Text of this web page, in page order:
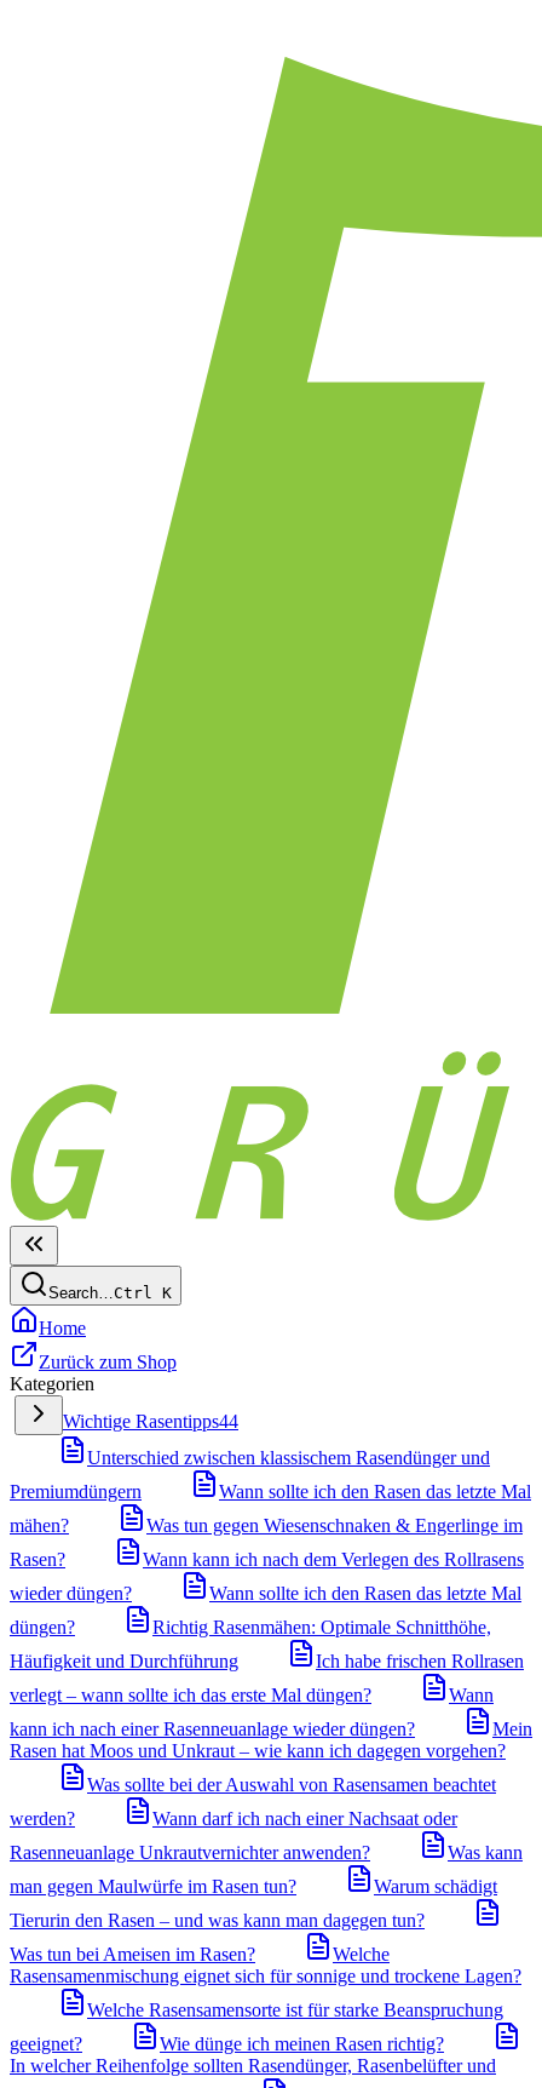
Search…Ctrl K
Home
Zurück zum Shop
Kategorien
Wichtige Rasentipps44
Unterschied zwischen klassischem Rasendünger und
Premiumdüngern
Wann sollte ich den Rasen das letzte Mal
mähen?
Was tun gegen Wiesenschnaken & Engerlinge im
Rasen?
Wann kann ich nach dem Verlegen des Rollrasens
wieder düngen?
Wann sollte ich den Rasen das letzte Mal
düngen?
Richtig Rasenmähen: Optimale Schnitthöhe,
Häufigkeit und Durchführung
Ich habe frischen Rollrasen
verlegt – wann sollte ich das erste Mal düngen?
Wann
kann ich nach einer Rasenneuanlage wieder düngen?
Mein
Rasen hat Moos und Unkraut – wie kann ich dagegen vorgehen?
Was sollte bei der Auswahl von Rasensamen beachtet
werden?
Wann darf ich nach einer Nachsaat oder
Rasenneuanlage Unkrautvernichter anwenden?
Was kann
man gegen Maulwürfe im Rasen tun?
Warum schädigt
Tierurin den Rasen – und was kann man dagegen tun?
Was tun bei Ameisen im Rasen?
Welche
Rasensamenmischung eignet sich für sonnige und trockene Lagen?
Welche Rasensamensorte ist für starke Beanspruchung
geeignet?
Wie dünge ich meinen Rasen richtig?
In welcher Reihenfolge sollten Rasendünger, Rasenbelüfter und